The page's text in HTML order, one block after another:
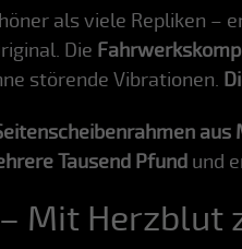
als viele Repliken –
Die
störende Vibrationen.
aus
Tausend Pfund und
Mit Herzblut